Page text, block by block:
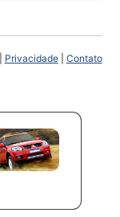
Privacidade| Contato